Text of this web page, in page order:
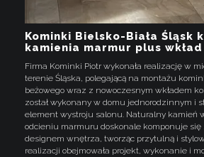
Kominki Bielsko-Biała Śląsk
kamienia marmur plus
Firma Kominki Piotr wykonała realizację w
terenie Śląska, polegającą na montażu
beżowego wraz z nowoczesnym wkładem
został wykonany w domu jednorodzinnym i
element wystroju salonu. Naturalny kamień
odcieniu marmuru doskonale komponuje się
designem wnętrza, tworząc przytulną i
realizacji obejmowała projekt, wykonanie i